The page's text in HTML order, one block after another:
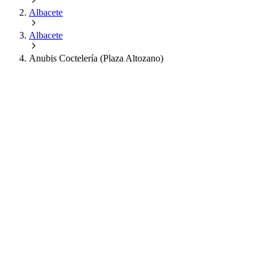
Albacete
Albacete
Anubis Coctelería (Plaza Altozano)